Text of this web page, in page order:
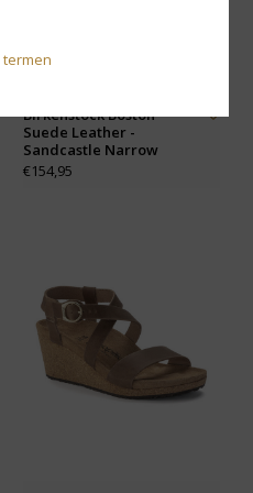
Birkenstock Boston
Suede Leather -
Sandcastle Narrow
€154,95
termen